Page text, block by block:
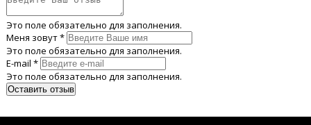
Это поле обязательно для заполнения.
Меня зовут *
Это поле обязательно для заполнения.
E-mail *
Это поле обязательно для заполнения.